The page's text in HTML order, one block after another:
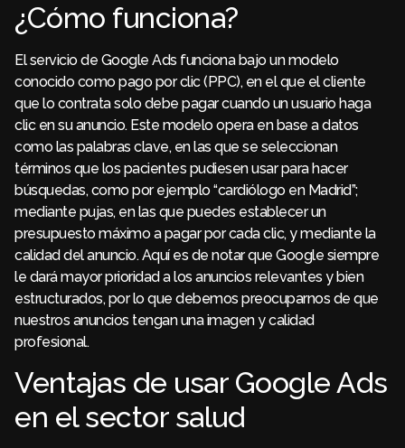
¿Cómo funciona?
El servicio de Google Ads funciona bajo un modelo
conocido como pago por clic (PPC), en el que el cliente
que lo contrata solo debe pagar cuando un usuario haga
clic en su anuncio. Este modelo opera en base a datos
como las palabras clave, en las que se seleccionan
términos que los pacientes pudiesen usar para hacer
búsquedas, como por ejemplo “cardiólogo en Madrid”;
mediante pujas, en las que puedes establecer un
presupuesto máximo a pagar por cada clic, y mediante la
calidad del anuncio. Aquí es de notar que Google siempre
le dará mayor prioridad a los anuncios relevantes y bien
estructurados, por lo que debemos preocuparnos de que
nuestros anuncios tengan una imagen y calidad
profesional.
Ventajas de usar Google Ads
en el sector salud